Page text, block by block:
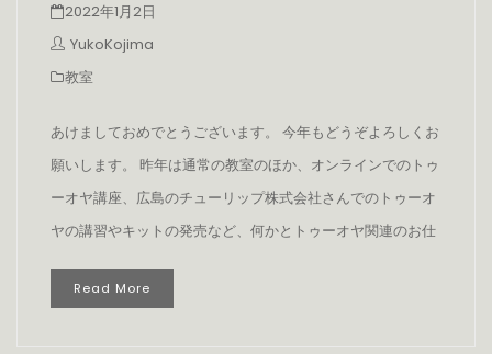
2022年1月2日
YukoKojima
教室
あけましておめでとうございます。 今年もどうぞよろしくお
願いします。 昨年は通常の教室のほか、オンラインでのトゥ
ーオヤ講座、広島のチューリップ株式会社さんでのトゥーオ
ヤの講習やキットの発売など、何かとトゥーオヤ関連のお仕
Read More